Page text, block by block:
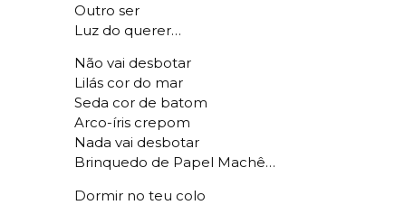
Outro ser
Luz do querer…
Não vai desbotar
Lilás cor do mar
Seda cor de batom
Arco-íris crepom
Nada vai desbotar
Brinquedo de Papel Machê…
Dormir no teu colo